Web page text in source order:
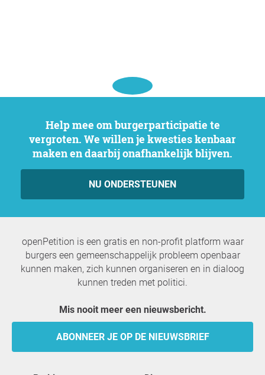
Help mee om burgerparticipatie te
vergroten. We willen je kwesties kenbaar
maken en daarbij onafhankelijk blijven.
NU ONDERSTEUNEN
openPetition is een gratis en non-profit platform waar
burgers een gemeenschappelijk probleem openbaar
kunnen maken, zich kunnen organiseren en in dialoog
kunnen treden met politici.
Mis nooit meer een nieuwsbericht.
ABONNEER JE OP DE NIEUWSBRIEF